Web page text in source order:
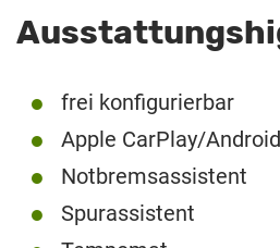
frei konfigurierbar
Apple CarPlay/
Notbremsassistent
Spurassistent